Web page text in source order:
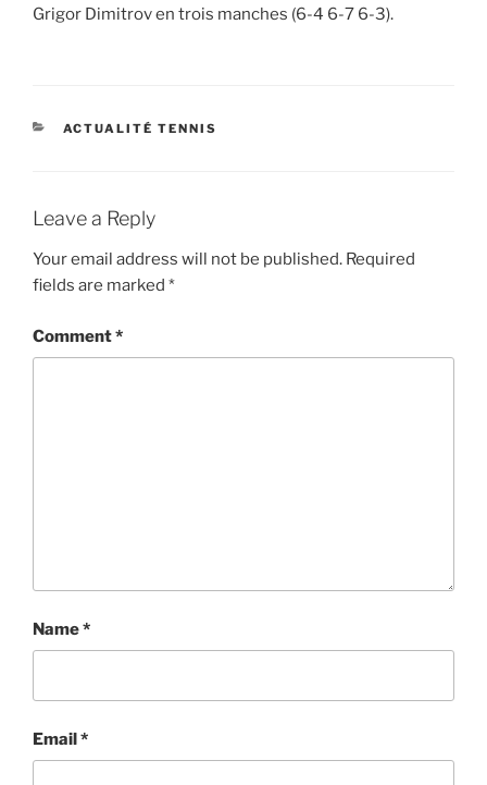
Grigor Dimitrov en trois manches (6-4 6-7 6-3).
CATEGORIES
ACTUALITÉ TENNIS
Leave a Reply
Your email address will not be published. Required
fields are marked *
Comment*
Name*
Email*